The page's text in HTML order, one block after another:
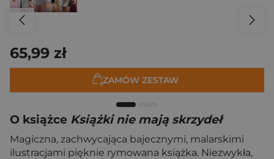
65,99 zł
ZAMÓW ZESTAW
O książce Książki nie mają skrzydeł
Magiczna, zachwycająca bajecznymi, malarskimi
ilustracjami pięknie rymowana książka. Niezwykła,